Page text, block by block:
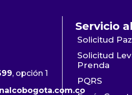
, opción 1
Servicio
Solicitud
Solicitud
Prenda
PQRS